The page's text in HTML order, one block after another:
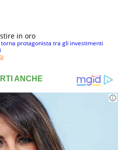
in oro
torna protagonista tra gli investimenti